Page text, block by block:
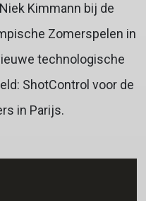
Kimmann bij de
Zomerspelen in
technologische
ShotControl voor de
in Parijs.